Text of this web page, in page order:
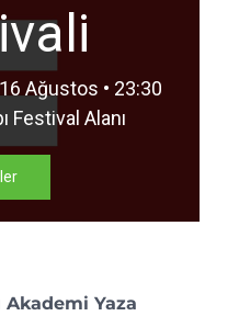
Ağustos • 23:30
Festival Alanı
Akademi Yaza